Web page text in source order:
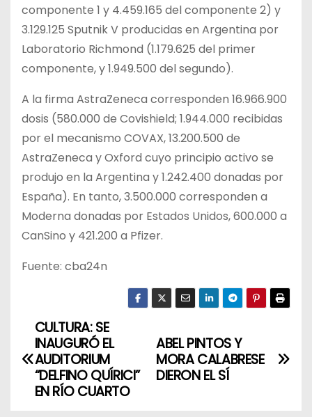
componente 1 y 4.459.165 del componente 2) y
3.129.125 Sputnik V producidas en Argentina por
Laboratorio Richmond (1.179.625 del primer
componente, y 1.949.500 del segundo).
A la firma AstraZeneca corresponden 16.966.900
dosis (580.000 de Covishield; 1.944.000 recibidas
por el mecanismo COVAX, 13.200.500 de
AstraZeneca y Oxford cuyo principio activo se
produjo en la Argentina y 1.242.400 donadas por
España). En tanto, 3.500.000 corresponden a
Moderna donadas por Estados Unidos, 600.000 a
CanSino y 421.200 a Pfizer.
Fuente: cba24n
N
a
ABEL PINTOS Y
MORA CALABRESE
DIERON EL SÍ
CULTURA: SE
INAUGURÓ EL
AUDITORIUM
“DELFINO QUÍRICI”
EN RÍO CUARTO